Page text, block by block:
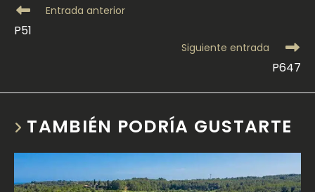
Leer
más
artículos
Entrada anterior
P51
Siguiente entrada
P647
TAMBIÉN PODRÍA GUSTARTE